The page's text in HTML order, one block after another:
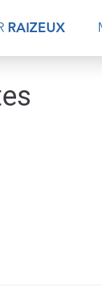
RAIZEUX